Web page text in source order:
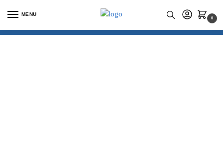
MENU
0